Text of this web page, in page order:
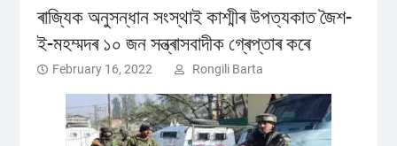
ৰাজ্যিক অনুসন্ধান সংস্থাই কাশ্মীৰ উপত্যকাত জৈশ-
ই-মহম্মদৰ ১০ জন সন্ত্ৰাসবাদীক গ্ৰেপ্তাৰ কৰে
February 16, 2022 Rongili Barta